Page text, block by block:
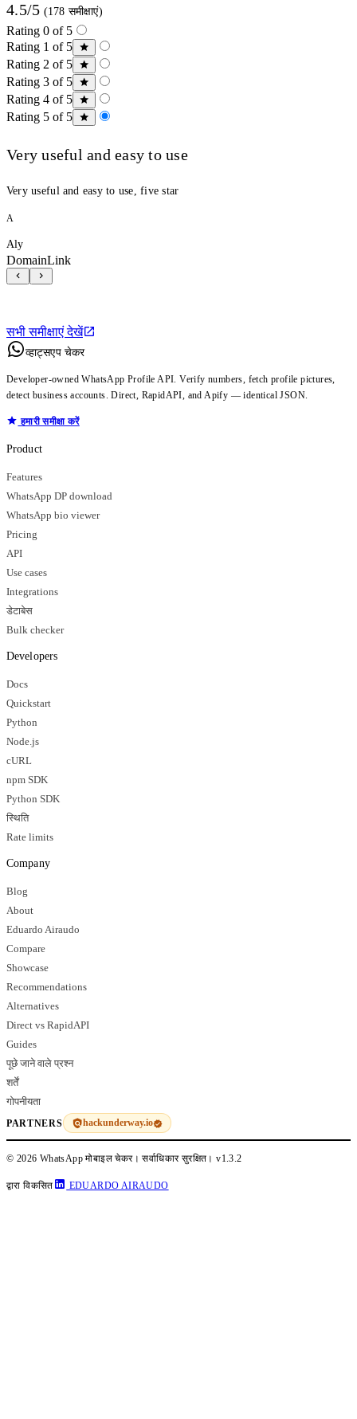
4.5/5 (178 समीक्षाएं)
Rating 0 of 5
Rating 1 of 5
Rating 2 of 5
Rating 3 of 5
Rating 4 of 5
Rating 5 of 5
Very useful and easy to use
Very useful and easy to use, five star
A
Aly
DomainLink
सभी समीक्षाएं देखें
व्हाट्सएप चेकर
Developer-owned WhatsApp Profile API. Verify numbers, fetch profile pictures,
detect business accounts. Direct, RapidAPI, and Apify — identical JSON.
हमारी समीक्षा करें
Product
Features
WhatsApp DP download
WhatsApp bio viewer
Pricing
API
Use cases
Integrations
डेटाबेस
Bulk checker
Developers
Docs
Quickstart
Python
Node.js
cURL
npm SDK
Python SDK
स्थिति
Rate limits
Company
Blog
About
Eduardo Airaudo
Compare
Showcase
Recommendations
Alternatives
Direct vs RapidAPI
Guides
पूछे जाने वाले प्रश्न
शर्तें
गोपनीयता
PARTNERS hackunderway.io
© 2026 WhatsApp मोबाइल चेकर। सर्वाधिकार सुरक्षित।v1.3.2
द्वारा विकसित EDUARDO AIRAUDO